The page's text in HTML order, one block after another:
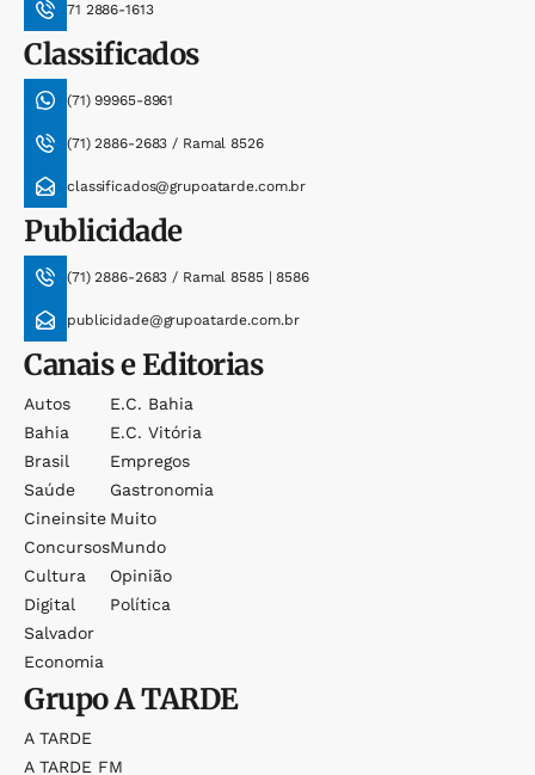
71 2886-1613
Classificados
(71) 99965-8961
(71) 2886-2683 / Ramal 8526
classificados@grupoatarde.com.br
Publicidade
(71) 2886-2683 / Ramal 8585 | 8586
publicidade@grupoatarde.com.br
Canais e Editorias
Autos
Bahia
Brasil
Saúde
Cineinsite
Concursos
Cultura
Digital
Salvador
Economia
E.c. Bahia
E.c. Vitória
Empregos
Gastronomia
Muito
Mundo
Opinião
Política
GrupoA TARDE
A TARDE
A TARDE FM